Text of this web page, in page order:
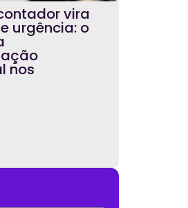
vira
urgência: o
nos